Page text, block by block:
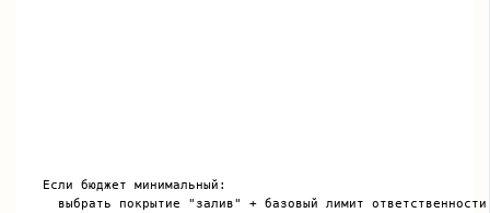
Если бюджет минимальный:
  выбрать покрытие "залив" + базовый лимит ответственности